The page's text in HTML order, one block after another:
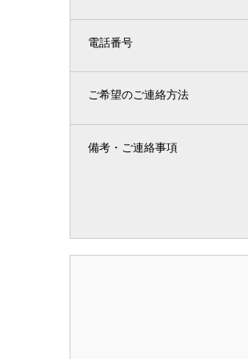
電話番号
ご希望のご連絡方法
備考・ご連絡事項